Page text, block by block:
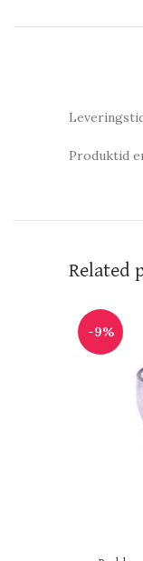
Produktid
Related
-9%